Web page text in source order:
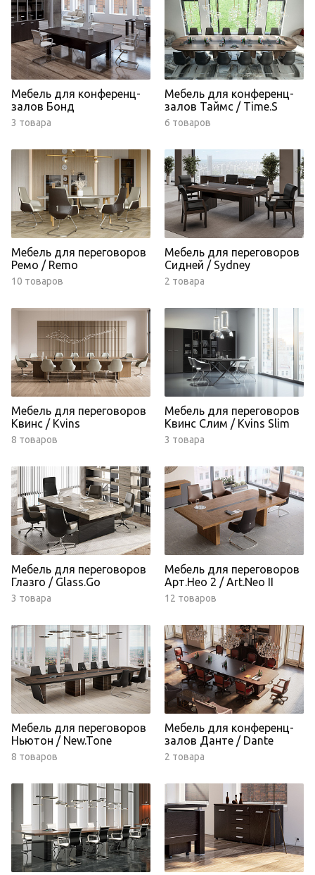
Мебель для конференц-
залов Бонд
3 товара
Мебель для конференц-
залов Таймс / Time.S
6 товаров
Мебель для переговоров
Ремо / Remo
10 товаров
Мебель для переговоров
Сидней / Sydney
2 товара
Мебель для переговоров
Квинс / Kvins
8 товаров
Мебель для переговоров
Квинс Слим / Kvins Slim
3 товара
Мебель для переговоров
Глазго / Glass.Go
3 товара
Мебель для переговоров
Арт.Нео 2 / Art.Neo II
12 товаров
Мебель для переговоров
Ньютон / New.Tone
8 товаров
Мебель для конференц-
залов Данте / Dante
2 товара